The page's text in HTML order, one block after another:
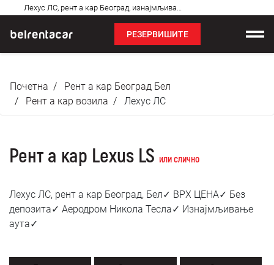
Леxус ЛС, рент а кар Београд, изнајмљивање аута: Бел✓
питања
РЕЗЕРВИШИТЕ
Цене
О нама
Најчешћа питања
Блог
Почетна
Рент а кар Београд Бел
Рент а кар возила
Леxус ЛС
Рент а кар Lexus LS или слично
Леxус ЛС, рент а кар Београд, Бел✓ ВРХ ЦЕНА✓ Без
депозита✓ Аеродром Никола Тесла✓ Изнајмљивање
аута✓